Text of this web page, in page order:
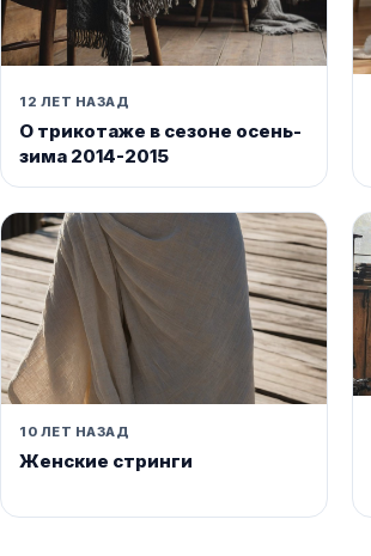
12 ЛЕТ НАЗАД
О трикотаже в сезоне осень-
зима 2014-2015
10 ЛЕТ НАЗАД
Женские стринги